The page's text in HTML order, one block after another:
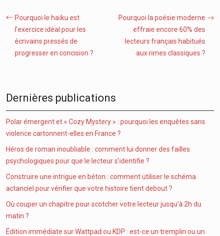
Pourquoi le haïku est
l’exercice idéal pour les
écrivains pressés de
progresser en concision ?
Pourquoi la poésie moderne
effraie encore 60% des
lecteurs français habitués
aux rimes classiques ?
Dernières publications
Polar émergent et « Cozy Mystery » : pourquoi les enquêtes sans
violence cartonnent-elles en France ?
Héros de roman inoubliable : comment lui donner des failles
psychologiques pour que le lecteur s’identifie ?
Construire une intrigue en béton : comment utiliser le schéma
actanciel pour vérifier que votre histoire tient debout ?
Où couper un chapitre pour scotcher votre lecteur jusqu’à 2h du
matin ?
Édition immédiate sur Wattpad ou KDP : est-ce un tremplin ou un